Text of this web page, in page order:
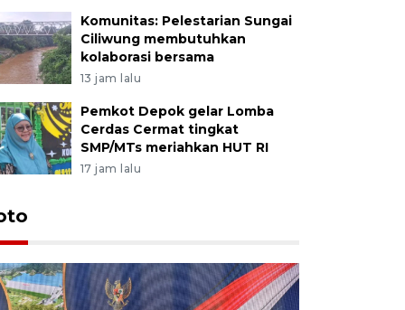
Komunitas: Pelestarian Sungai
Ciliwung membutuhkan
kolaborasi bersama
13 jam lalu
Pemkot Depok gelar Lomba
Cerdas Cermat tingkat
SMP/MTs meriahkan HUT RI
17 jam lalu